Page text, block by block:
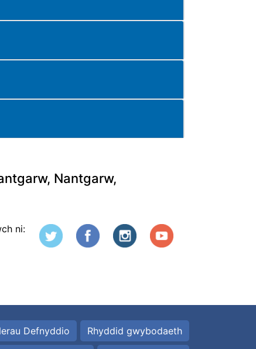
Nantgarw,
ni:
Defnyddio Rhyddid gwybodaeth